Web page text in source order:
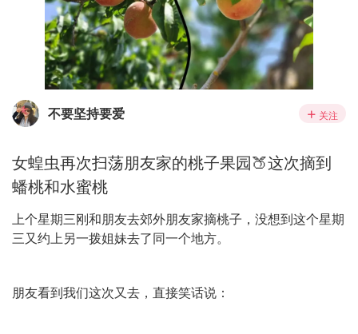
不要坚持要爱 关注
女蝗虫再次扫荡朋友家的桃子果园🍑这次摘到
蟠桃和水蜜桃
上个星期三刚和朋友去郊外朋友家摘桃子，没想到这个星期
三又约上另一拨姐妹去了同一个地方。
朋友看到我们这次又去，直接笑话说：